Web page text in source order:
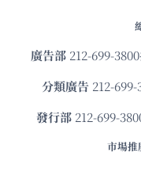
廣告部212-699-
分類廣告 212-699-
發⾏部 212-699-
市場推